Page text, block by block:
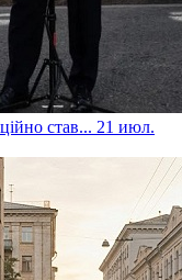
став... 21 июл.